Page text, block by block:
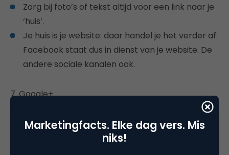
Zorg bij foto’s of tekst altijd voor een link naar je
‘huis’.
Je huis is je website: daar handel je het verder af.
Facebook staat dus in dienst van je website. De
andere sociale kanalen ook.
7. Google+
actief gebruikt.
Je komt dan beter naar voren in de
Marketingfacts. Elke dag vers. Mis
niks!